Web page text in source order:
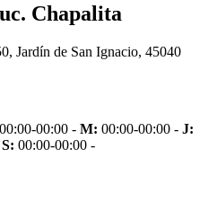
Chapalita
Jardín de San Ignacio, 45040
00:00-00:00 - M: 00:00-00:00 - J:
S: 00:00-00:00 -